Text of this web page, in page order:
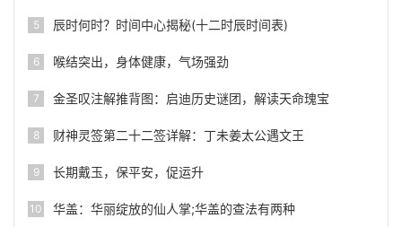
5 辰时何时？时间中心揭秘(十二时辰时间表)
6 喉结突出，身体健康，气场强劲
7 金圣叹注解推背图：启迪历史谜团，解读天命瑰宝
8 财神灵签第二十二签详解：丁未姜太公遇文王
9 长期戴玉，保平安，促运升
10 华盖：华丽绽放的仙人掌;华盖的查法有两种